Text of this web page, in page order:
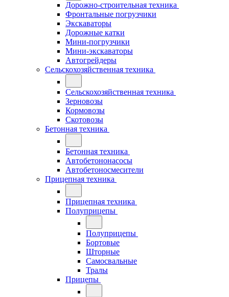
Дорожно-строительная техника
Фронтальные погрузчики
Экскаваторы
Дорожные катки
Мини-погрузчики
Мини-экскаваторы
Автогрейдеры
Сельскохозяйственная техника
Сельскохозяйственная техника
Зерновозы
Кормовозы
Скотовозы
Бетонная техника
Бетонная техника
Автобетононасосы
Автобетоносмесители
Прицепная техника
Прицепная техника
Полуприцепы
Полуприцепы
Бортовые
Шторные
Самосвальные
Тралы
Прицепы